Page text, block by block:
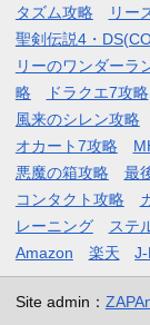
タズム攻略
リー
聖剣伝説4・
リーのワンダーラ
略
ドラクエ7攻略
風来のシレン攻略
オカート7攻略
悪魔の箱攻略
最
コンタクト攻略
レーニング
ステ
Amazon
楽天
Site admin：